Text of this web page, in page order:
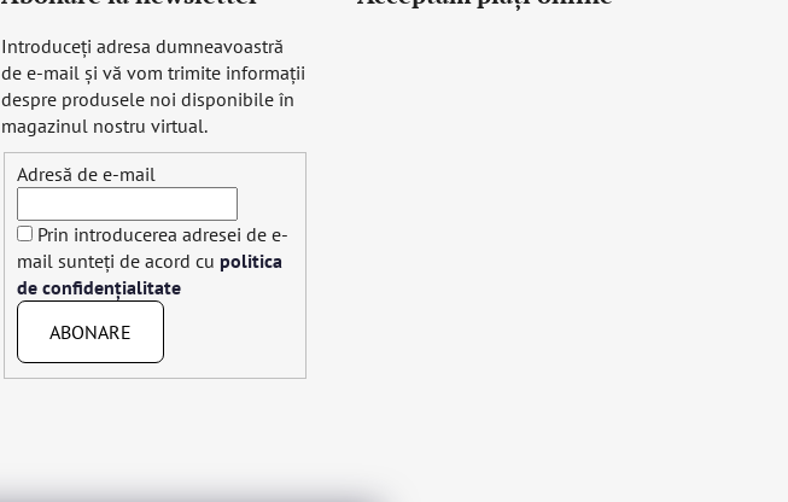
Introduceţi adresa dumneavoastră
de e-mail şi vă vom trimite informaţii
despre produsele noi disponibile în
magazinul nostru virtual.
Adresă de e-mail
Prin introducerea adresei de e-
mail sunteți de acord cu politica
de confidențialitate
ABONARE